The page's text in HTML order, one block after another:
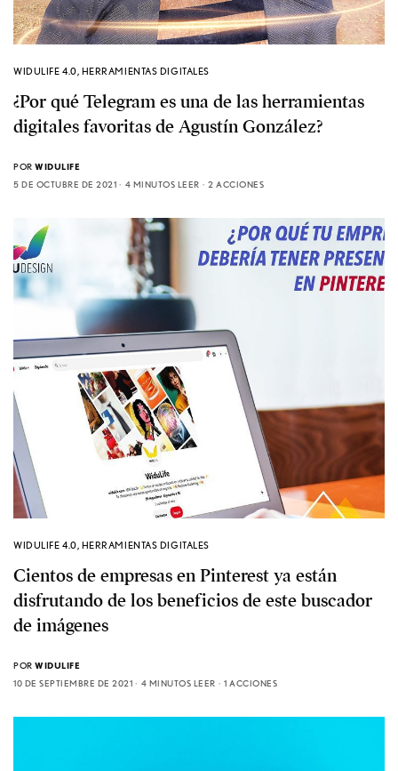
WIDULIFE 4.0, HERRAMIENTAS DIGITALES
¿Por qué Telegram es una de las herramientas
digitales favoritas de Agustín González?
POR WIDULIFE
5 DE OCTUBRE DE 2021
4 MINUTOS LEER 2 ACCIONES
WIDULIFE 4.0, HERRAMIENTAS DIGITALES
Cientos de empresas en Pinterest ya están
disfrutando de los beneficios de este buscador
de imágenes
POR WIDULIFE
10 DE SEPTIEMBRE DE 2021
4 MINUTOS LEER 1 ACCIONES